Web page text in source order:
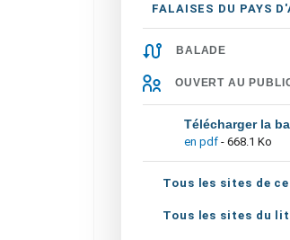
FALAISES DU PAYS
BALADE
OUVERT AU
Télécharger la
en pdf - 668.1 Ko
Tous les sites de
Tous les sites du